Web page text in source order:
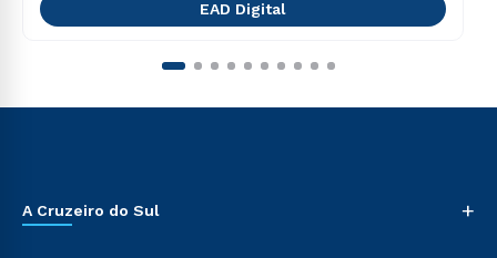
EAD Digital
A Cruzeiro do Sul +